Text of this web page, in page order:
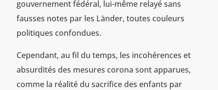
gouvernement fédéral, lui-même relayé sans
fausses notes par les Länder, toutes couleurs
politiques confondues.
Cependant, au fil du temps, les incohérences et
absurdités des mesures corona sont apparues,
comme la réalité du sacrifice des enfants par